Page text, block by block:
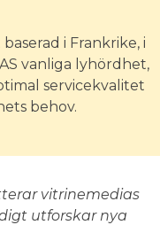
i Frankrike, i
vanliga lyhördhet,
servicekvalitet
behov.
vitrinemedias
utforskar nya